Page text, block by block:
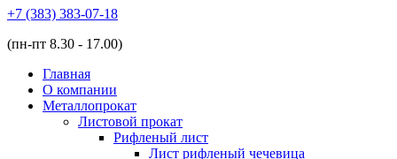
+7 (383) 383-07-18
(пн-пт 8.30 - 17.00)
Главная
О компании
Металлопрокат
Листовой прокат
Рифленый лист
Лист рифленый чечевица